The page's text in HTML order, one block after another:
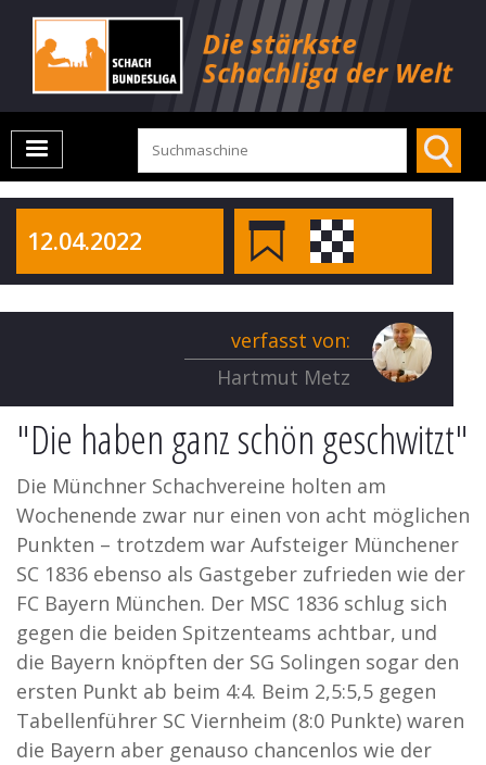
12.04.2022
verfasst von:
Hartmut Metz
"Die haben ganz schön geschwitzt"
Die Münchner Schachvereine holten am
Wochenende zwar nur einen von acht möglichen
Punkten – trotzdem war Aufsteiger Münchener
SC 1836 ebenso als Gastgeber zufrieden wie der
FC Bayern München. Der MSC 1836 schlug sich
gegen die beiden Spitzenteams achtbar, und
die Bayern knöpften der SG Solingen sogar den
ersten Punkt ab beim 4:4. Beim 2,5:5,5 gegen
Tabellenführer SC Viernheim (8:0 Punkte) waren
die Bayern aber genauso chancenlos wie der